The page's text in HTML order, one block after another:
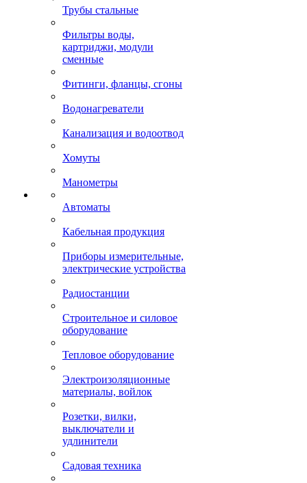
Трубы стальные
Фильтры воды,
картриджи, модули
сменные
Фитинги, фланцы, сгоны
Водонагреватели
Канализация и водоотвод
Хомуты
Манометры
Автоматы
Кабельная продукция
Приборы измерительные,
электрические устройства
Радиостанции
Строительное и силовое
оборудование
Тепловое оборудование
Электроизоляционные
материалы, войлок
Розетки, вилки,
выключатели и
удлинители
Садовая техника